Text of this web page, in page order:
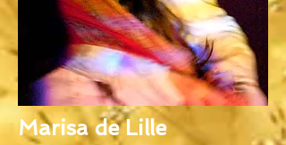
Marisa de Lille